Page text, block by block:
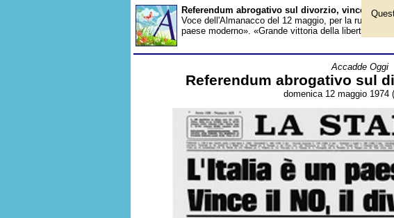
Referendum abrogativo sul divorzio, vincono i
Voce dell'Almanacco del 12 maggio, per la rubrica
paese moderno». «Grande vittoria della libertà». «Il
Accadde Oggi
Referendum abrogativo sul
domenica 12 maggio 1974